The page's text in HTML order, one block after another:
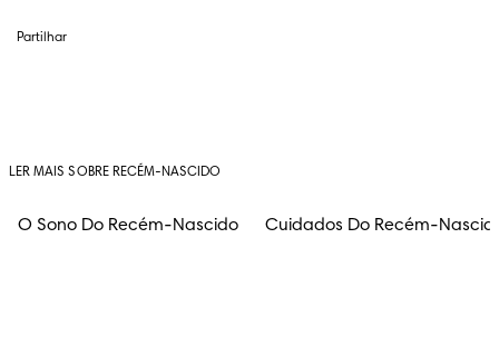
Partilhar
LER MAIS SOBRE RECÉM-NASCIDO
O Sono Do Recém-Nascido Cuidados Do Recém-